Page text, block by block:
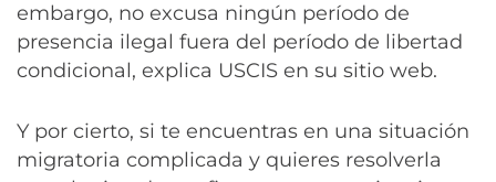
embargo, no excusa ningún período de
presencia ilegal fuera del período de libertad
condicional, explica USCIS en su sitio web.
Y por cierto, si te encuentras en una situación
migratoria complicada y quieres resolverla